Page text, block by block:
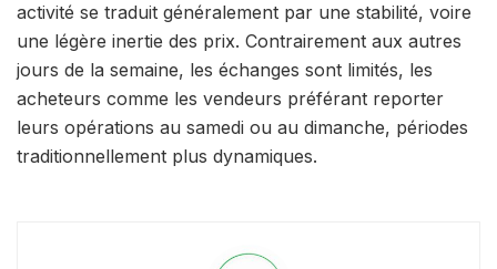
activité se traduit généralement par une stabilité, voire
une légère inertie des prix. Contrairement aux autres
jours de la semaine, les échanges sont limités, les
acheteurs comme les vendeurs préférant reporter
leurs opérations au samedi ou au dimanche, périodes
traditionnellement plus dynamiques.